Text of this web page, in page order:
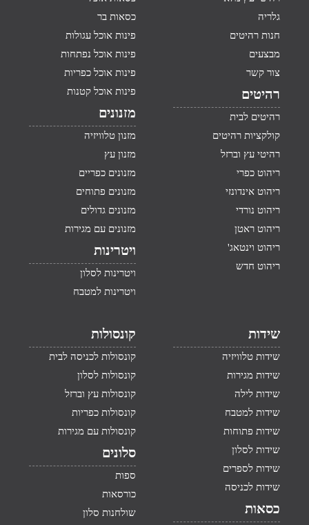
גלריה
חנות רהיטים
מבצעים
צור קשר
רהיטים
רהיטים לבית
קולקציות רהיטים
רהיטי עץ וברזל
ריהוט כפרי
ריהוט אינדונזי
ריהוט נורדי
ריהוט ראטן
ריהוט וינטאג'
ריהוט חדש
כסאות בר
פינות אוכל עגולות
פינות אוכל נפתחות
פינות אוכל כפריות
פינות אוכל קטנות
מזנונים
מזנון טלוויזיה
מזנון עץ
מזנונים כפריים
מזנונים פתוחים
מזנונים גדולים
מזנונים עם מגירות
ויטרינות
ויטרינות לסלון
ויטרינות למטבח
שידות
שידות טלוויזיה
שידות מגירות
שידות לילה
שידות למטבח
שידות פתוחות
שידות לסלון
שידות לספרים
שידות לכניסה
כסאות
קונסולות
קונסולות לכניסה לבית
קונסולות לסלון
קונסולות עץ וברזל
קונסולות כפריות
קונסולות עם מגירות
סלונים
ספות
כורסאות
שולחנות סלון